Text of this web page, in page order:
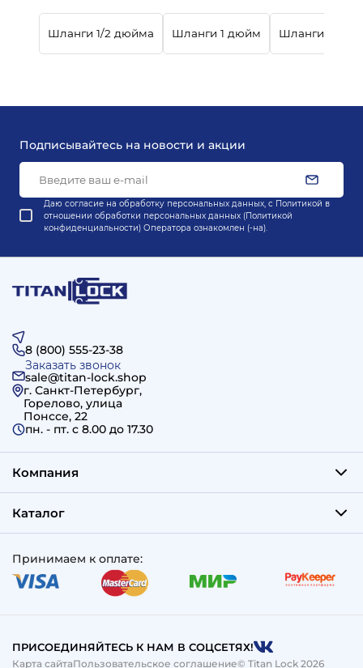
Шланги 1/2 дюйма Шланги 1 дюйм Шланги 2
Подписывайтесь на новости и акции
Даю согласие на обработку персональных данных, с Политикой в
отношении обработки персональных данных (Политикой
конфиденциальности) Оператора ознакомлен (-на).
8 (800) 555-23-38
Заказать звонок
sale@titan-lock.shop
г. Санкт-Петербург,
Горелово, улица
Понссе, 22
пн. - пт. c 8.00 до 17.30
Компания
Каталог
Принимаем к оплате:
ПРИСОЕДИНЯЙТЕСЬ К НАМ В СОЦСЕТЯХ!
Карта сайтаПользовательское соглашение© Titan Lock 2026